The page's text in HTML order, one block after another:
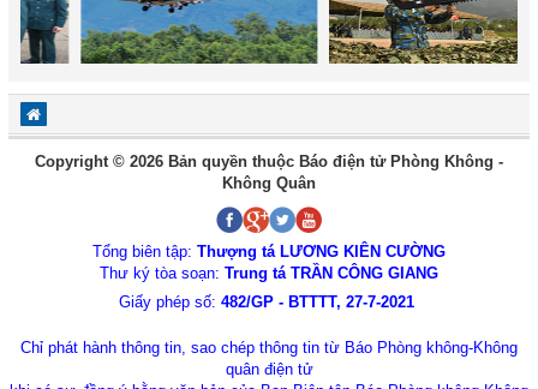
Copyright © 2026 Bản quyền thuộc Báo điện tử Phòng Không -
Không Quân
Tổng biên tập: Thượng tá LƯƠNG KIÊN CƯỜNG
Thư ký tòa soạn: Trung tá TRẦN CÔNG GIANG
Giấy phép số: 482/GP - BTTTT, 27-7-2021
Chỉ phát hành thông tin, sao chép thông tin từ Báo Phòng không-Không
quân điện tử